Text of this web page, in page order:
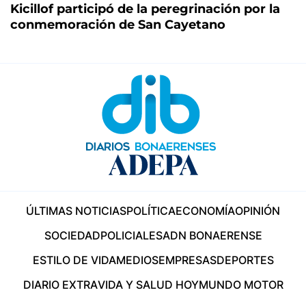
Kicillof participó de la peregrinación por la
conmemoración de San Cayetano
ÚLTIMAS NOTICIASPOLÍTICAECONOMÍAOPINIÓN
SOCIEDADPOLICIALESADN BONAERENSE
ESTILO DE VIDAMEDIOSEMPRESASDEPORTES
DIARIO EXTRAVIDA Y SALUD HOYMUNDO MOTOR